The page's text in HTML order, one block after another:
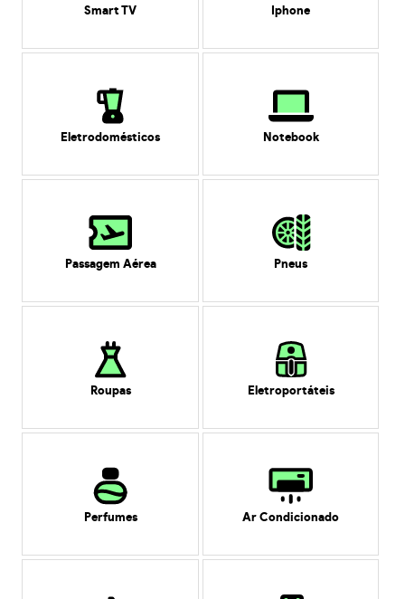
Smart TV Iphone
Eletrodomésticos Notebook
Passagem Aérea Pneus
Roupas Eletroportáteis
Perfumes Ar Condicionado